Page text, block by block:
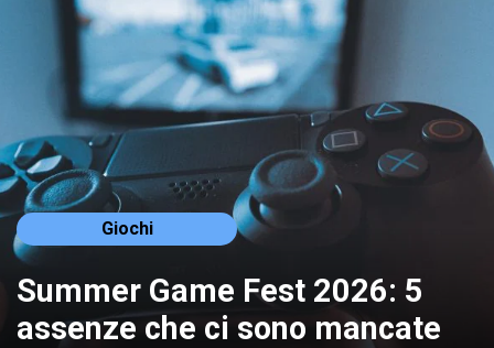
Giochi
Summer Game Fest 2026: 5
assenze che ci sono mancate